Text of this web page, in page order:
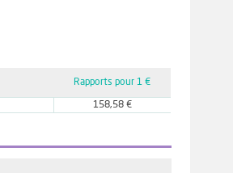
Rapports pour 1 €
158,58 €